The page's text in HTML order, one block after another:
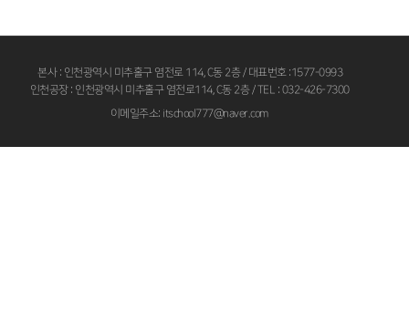
본사 : 인천광역시 미추홀구 염전로 114, C동 2층 / 대표번호 :1577-0993
인천공장 : 인천광역시 미추홀구 염전로114, C동 2층 / TEL : 032-426-7300
이메일주소: itschool777@naver.com